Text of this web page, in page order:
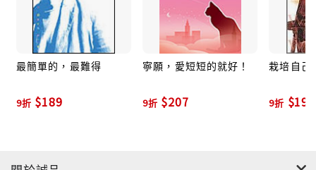
界。吳若權認為，在愛情世界裡，沒有真正的天才，我
們都只能從經驗中記取教訓，讓所受的苦、傷過的心，
成為愛的養分。
不是別人設下的路障，而是自我設限的難關」與你共
最簡單的，最難得
9折 $189
寧願，愛短短的就好！
9折 $207
栽培自己
9折 $198